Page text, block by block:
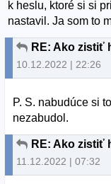
k heslu, ktoré si si
nastavil. Ja som to
RE: Ako zistiť
10.12.2022 | 22:26
P. S. nabudúce si
nezabudol.
RE: Ako zistiť
11.12.2022 | 07:32